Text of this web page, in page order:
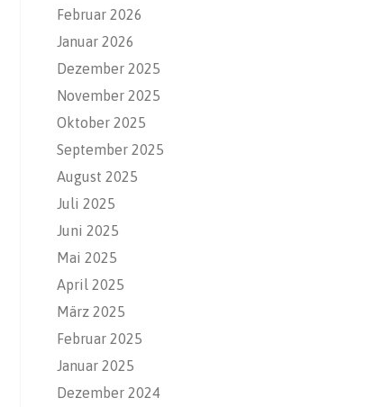
Februar 2026
Januar 2026
Dezember 2025
November 2025
Oktober 2025
September 2025
August 2025
Juli 2025
Juni 2025
Mai 2025
April 2025
März 2025
Februar 2025
Januar 2025
Dezember 2024